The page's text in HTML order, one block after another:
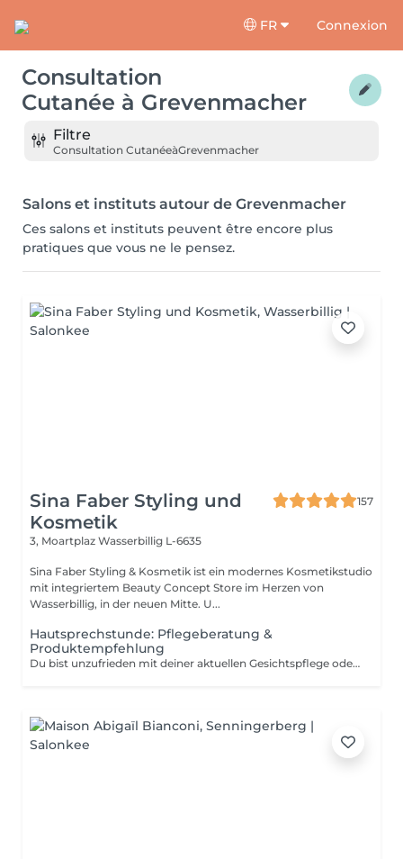
FR Connexion
Consultation
Cutanée à Grevenmacher
Filtre
Consultation CutanéeàGrevenmacher
Salons et instituts autour de Grevenmacher
Ces salons et instituts peuvent être encore plus
pratiques que vous ne le pensez.
Sina Faber Styling und
Kosmetik
157
3, Moartplaz Wasserbillig L-6635
Sina Faber Styling & Kosmetik ist ein modernes Kosmetikstudio
mit integriertem Beauty Concept Store im Herzen von
Wasserbillig, in der neuen Mitte. U...
Hautsprechstunde: Pflegeberatung &
Produktempfehlung
Du bist unzufrieden mit deiner aktuellen Gesichtspflege oder möchtest deine Routine an deine Hautbedürfnisse anpassen? Dann ist dieser Termin genau richtig für dich. In einer ca. 30-minütigen Pflegeberatung schauen wir uns gemeinsam an, was deine Haut braucht und welche Produkte aus unserem Clean Beauty Sortiment perfekt zu dir passen. Wir nehmen uns Zeit, hören zu und empfehlen dir eine Pflege, die nicht nur zu deinem Hauttyp passt, sondern dich auch langfristig unterstützt für eine gesunde, strahlende Haut. Die Beratung kostet 50 Euro, wird dir aber bei einem Produktkauf ab 50 Euro vollständig angerechnet. Das heißt: Wenn du dich für passende Produkte entscheidest, ist dieser Termin für dich kostenlos. Die empfohlene Pflege kannst du direkt im Anschluss mitnehmen und direkt in deinen Alltag integrieren.